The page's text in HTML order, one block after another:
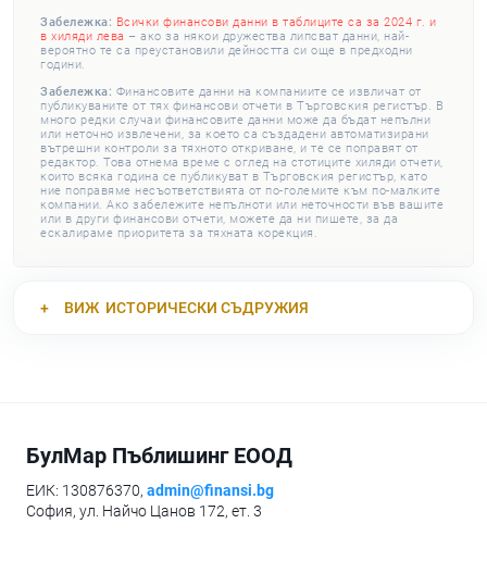
Забележка: Всички финансови данни в таблиците са за 2024 г. и
в хиляди лева – ако за някои дружества липсват данни, най-
вероятно те са преустановили дейността си още в предходни
години.
Забележка: Финансовите данни на компаниите се извличат от
публикуваните от тях финансови отчети в Търговския регистър. В
много редки случаи финансовите данни може да бъдат непълни
или неточно извлечени, за което са създадени автоматизирани
вътрешни контроли за тяхното откриване, и те се поправят от
редактор. Това отнема време с оглед на стотиците хиляди отчети,
които всяка година се публикуват в Търговския регистър, като
ние поправяме несъответствията от по-големите към по-малките
компании. Ако забележите непълноти или неточности във вашите
или в други финансови отчети, можете да ни пишете, за да
ескалираме приоритета за тяхната корекция.
ВИЖ ИСТОРИЧЕСКИ СЪДРУЖИЯ
БулМар Пъблишинг ЕООД
ЕИК: 130876370, admin@finansi.bg
София, ул. Найчо Цанов 172, ет. 3